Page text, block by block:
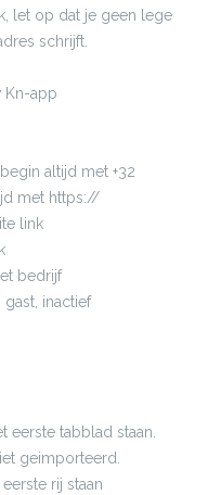
let op dat je geen lege
schrijft.
Kn-app
altijd met +32
met https://
link
bedrijf
inactief
eerste tabblad staan.
geimporteerd.
rij staan